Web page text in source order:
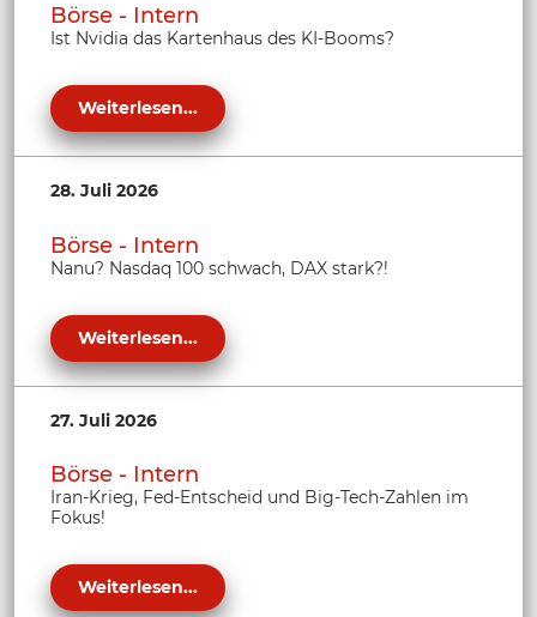
Börse - Intern
Ist Nvidia das Kartenhaus des KI-Booms?
Weiterlesen...
28. Juli 2026
Börse - Intern
Nanu? Nasdaq 100 schwach, DAX stark?!
Weiterlesen...
27. Juli 2026
Börse - Intern
Iran-Krieg, Fed-Entscheid und Big-Tech-Zahlen im
Fokus!
Weiterlesen...